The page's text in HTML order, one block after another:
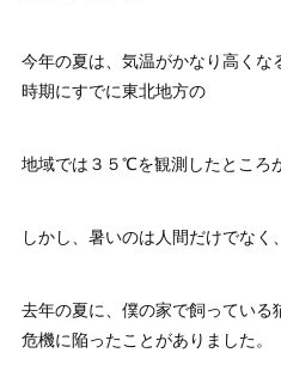
今年の夏は、気温がかなり高く
時期にすでに東北地方の
地域では３５℃を観測したところ
しかし、暑いのは人間だけでなく
去年の夏に、僕の家で飼ってい
危機に陥ったことがありました。